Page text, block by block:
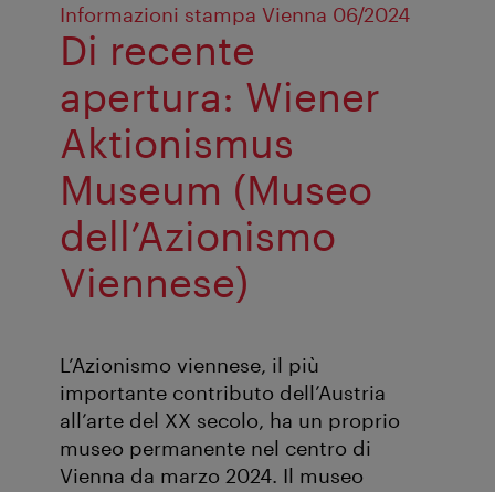
Informazioni stampa Vienna 06/2024
Di recente
apertura: Wiener
Aktionismus
Museum (Museo
dell’Azionismo
Viennese)
L’Azionismo viennese, il più
importante contributo dell’Austria
all’arte del XX secolo, ha un proprio
museo permanente nel centro di
Vienna da marzo 2024. Il museo